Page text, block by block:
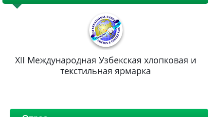
XII Международная Узбекская хлопковая и
текстильная ярмарка